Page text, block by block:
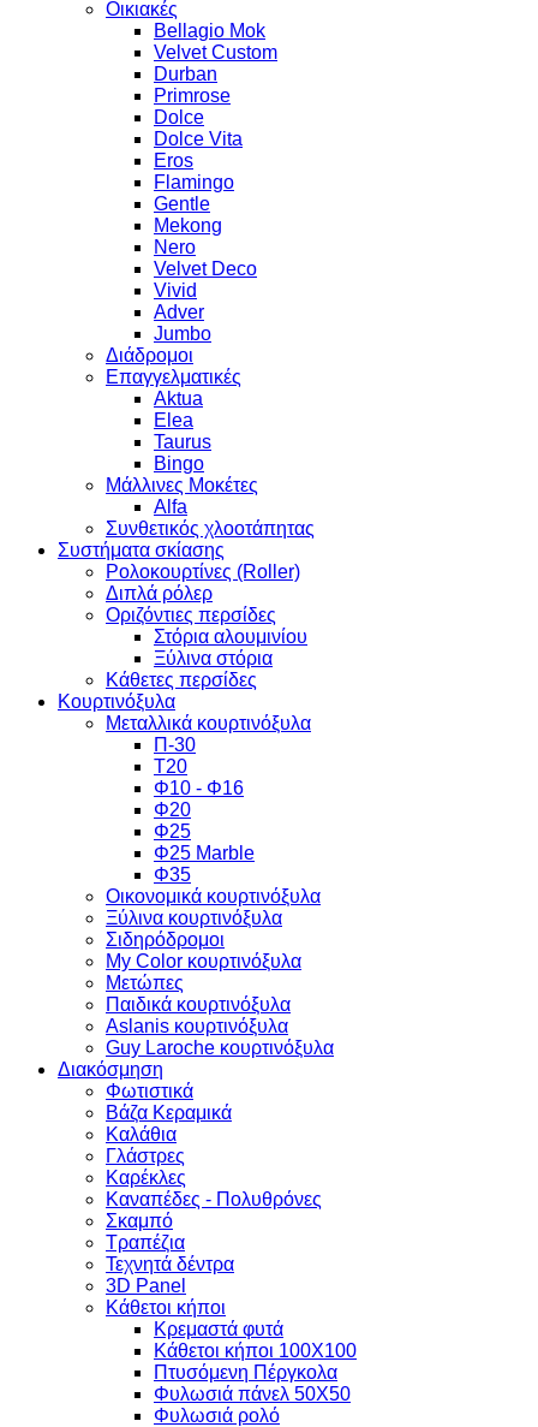
Οικιακές
Bellagio Mok
Velvet Custom
Durban
Primrose
Dolce
Dolce Vita
Eros
Flamingo
Gentle
Mekong
Nero
Velvet Deco
Vivid
Adver
Jumbo
Διάδρομοι
Επαγγελματικές
Aktua
Elea
Taurus
Bingo
Μάλλινες Μοκέτες
Alfa
Συνθετικός χλοοτάπητας
Συστήματα σκίασης
Ρολοκουρτίνες (Roller)
Διπλά ρόλερ
Οριζόντιες περσίδες
Στόρια αλουμινίου
Ξύλινα στόρια
Κάθετες περσίδες
Κουρτινόξυλα
Μεταλλικά κουρτινόξυλα
Π-30
Τ20
Φ10 - Φ16
Φ20
Φ25
Φ25 Marble
Φ35
Οικονομικά κουρτινόξυλα
Ξύλινα κουρτινόξυλα
Σιδηρόδρομοι
My Color κουρτινόξυλα
Μετώπες
Παιδικά κουρτινόξυλα
Aslanis κουρτινόξυλα
Guy Laroche κουρτινόξυλα
Διακόσμηση
Φωτιστικά
Βάζα Κεραμικά
Καλάθια
Γλάστρες
Καρέκλες
Καναπέδες - Πολυθρόνες
Σκαμπό
Τραπέζια
Τεχνητά δέντρα
3D Panel
Κάθετοι κήποι
Κρεμαστά φυτά
Κάθετοι κήποι 100Χ100
Πτυσόμενη Πέργκολα
Φυλωσιά πάνελ 50Χ50
Φυλωσιά ρολό